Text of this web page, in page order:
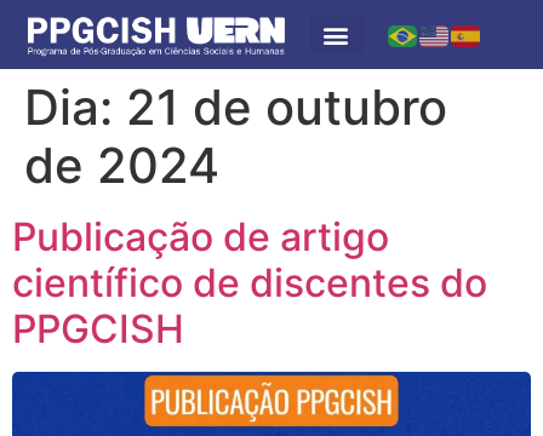
Dia: 21 de outubro
de 2024
Publicação de artigo
científico de discentes do
PPGCISH